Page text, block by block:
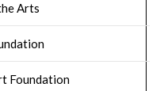
Arts
Foundation